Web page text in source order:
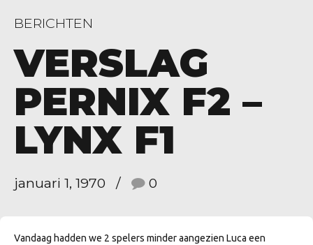
BERICHTEN
VERSLAG
PERNIX F2 –
LYNX F1
januari 1, 1970 0
Vandaag hadden we 2 spelers minder aangezien Luca een